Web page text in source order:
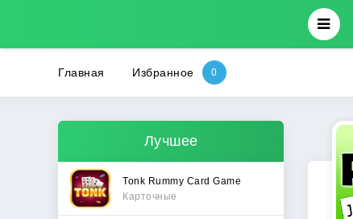
Главная Избранное
Лучшее
Tonk Rummy Card Game
Карточные